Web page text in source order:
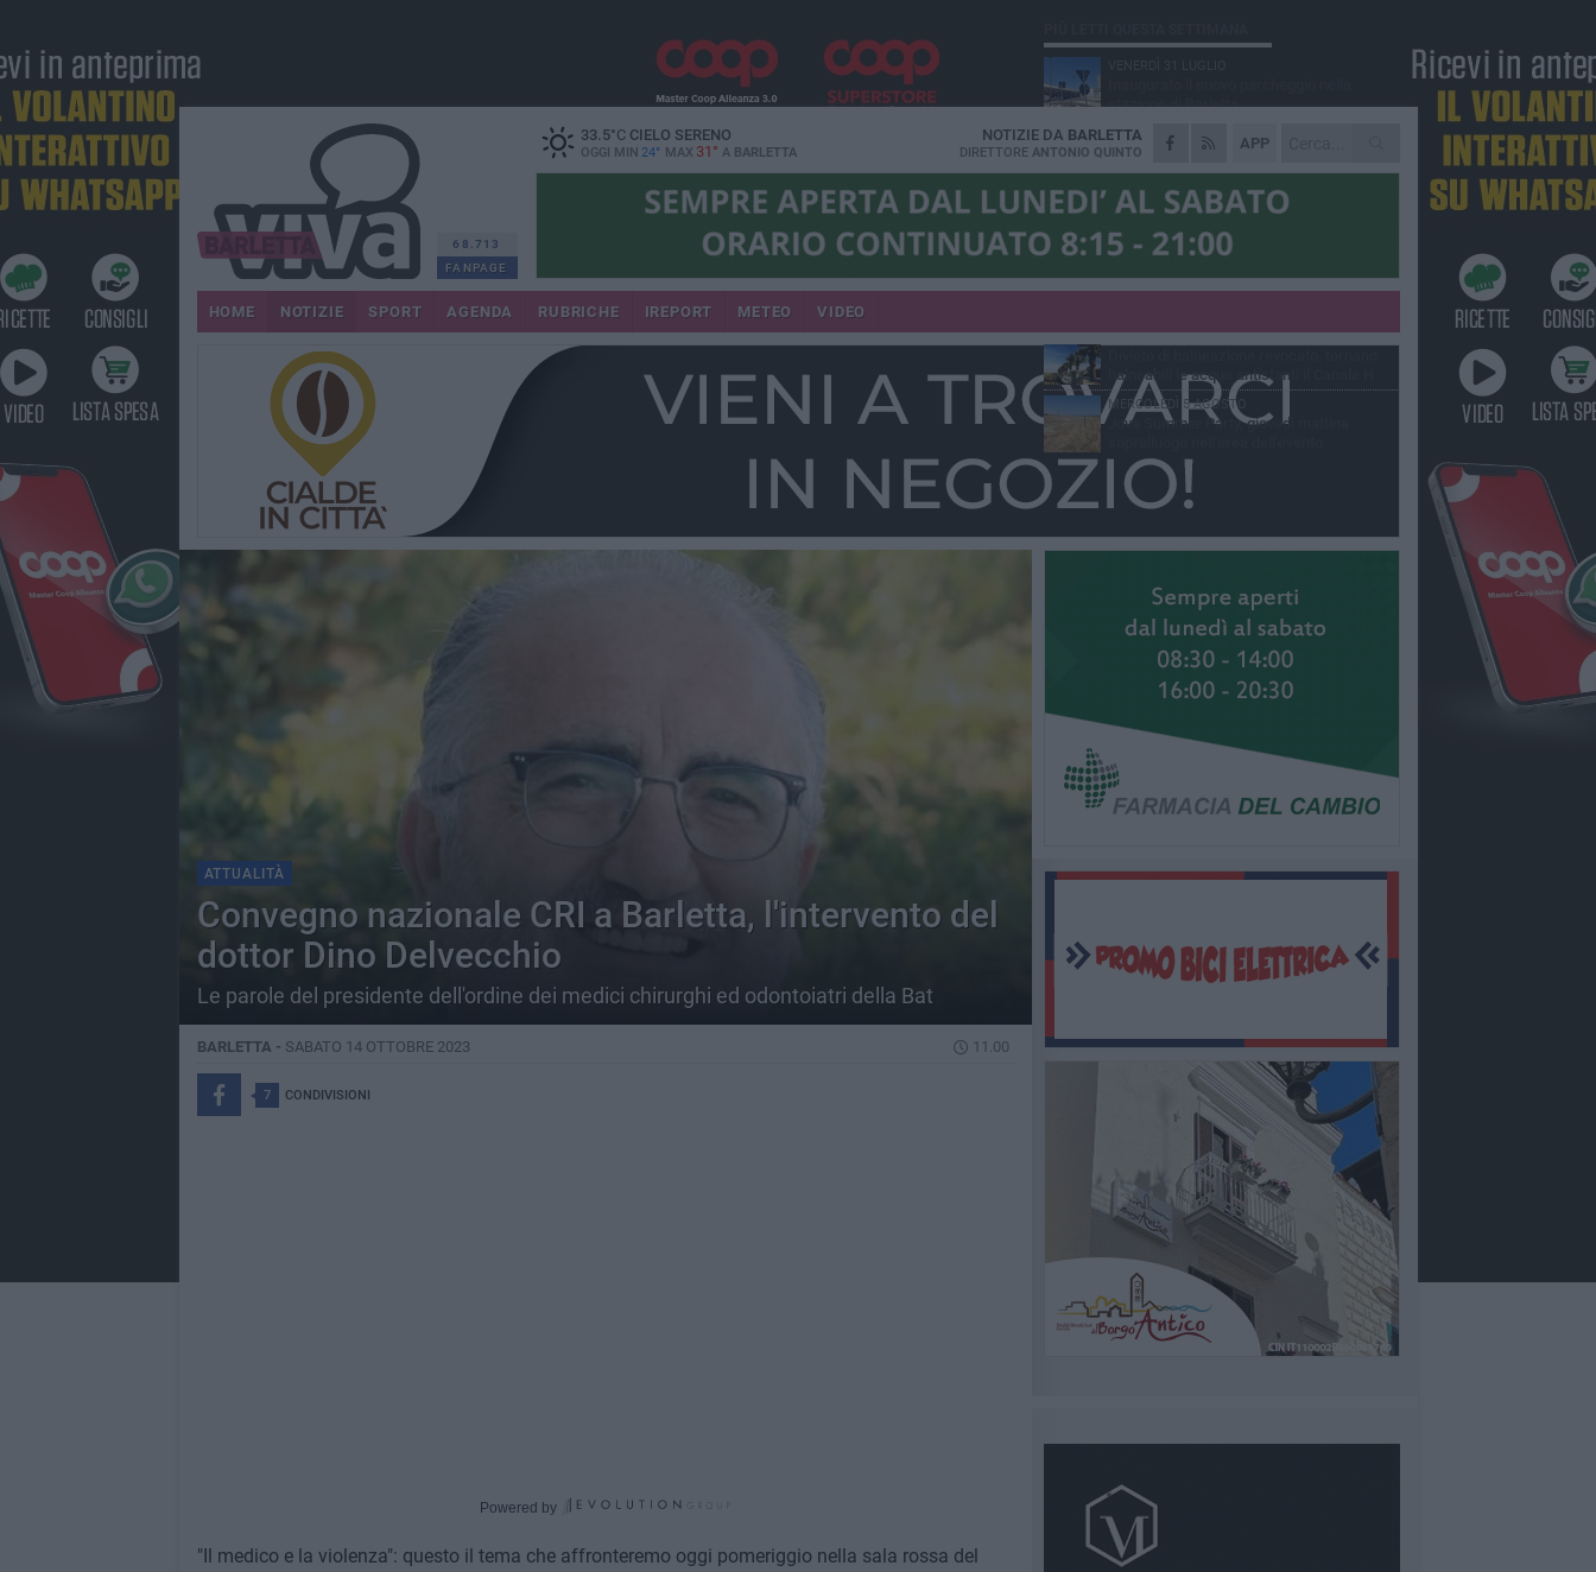
68.713
FANPAGE
33.5°CCIELO SERENO
OGGI MIN 24° MAX 31° A BARLETTA
APP
NOTIZIE DA BARLETTA
DIRETTORE ANTONIO QUINTO
HOME NOTIZIE SPORT AGENDA RUBRICHE IREPORT METEO VIDEO
ATTUALITÀ
Convegno nazionale CRI a Barletta, l'intervento del
dottor Dino Delvecchio
Le parole del presidente dell'ordine dei medici chirurghi ed odontoiatri della Bat
BARLETTA - SABATO 14 OTTOBRE 2023 11.00
7 CONDIVISIONI
Powered by
"Il medico e la violenza": questo il tema che affronteremo oggi pomeriggio nella sala rossa del
stazione di Barletta
MERCOLEDÌ 5 AGOSTO
Barletta piange Gioacchino Dagnello:
64enne barlettano investito all'alba a Trani
GIOVEDÌ 30 LUGLIO
gioielleria, banditi in fuga
Beni confiscati alla mafia. Nasce il servizio
VENERDÌ 31 LUGLIO
balneabili le acque antistanti il Canale H
MERCOLEDÌ 5 AGOSTO
Jova Summer Party, giovedì mattina